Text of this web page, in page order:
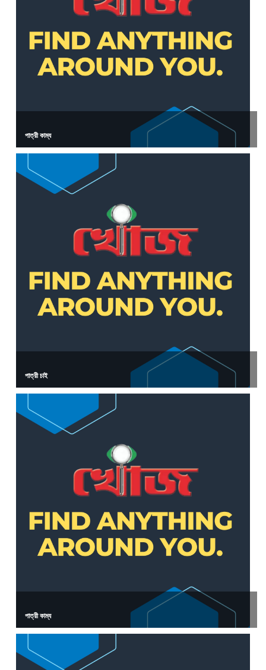
পাত্রী কাম্য
পাত্রী চাই
পাত্রী কাম্য